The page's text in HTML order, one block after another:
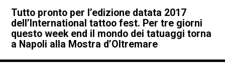
Tutto pronto per l’edizione datata 2017
dell’International tattoo fest. Per tre giorni
questo week end il mondo dei tatuaggi torna
a Napoli alla Mostra d’Oltremare